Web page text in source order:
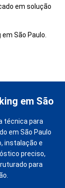
em solução
São Paulo.
em São
técnica para
em São Paulo
instalação e
preciso,
para